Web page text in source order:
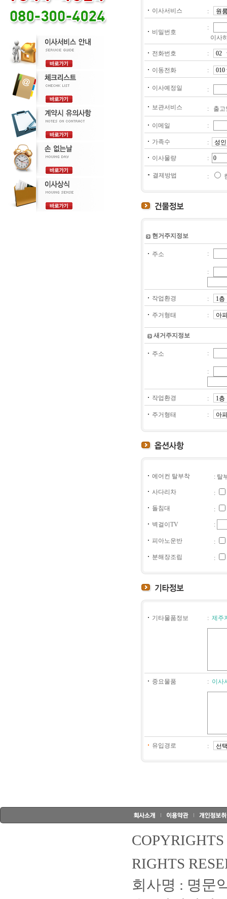
이사서비스 :
비밀번호
:
이사
전화번호 :
이동전화 :
이사예정일 :
보관서비스 : 출고
이메일 :
가족수 :
이사물량 :
결제방법 :
현거주지정보
주소 :
:
작업환경 :
주거형태 :
새거주지정보
주소 :
:
작업환경 :
주거형태 :
에어컨 탈부착 : 탈
사다리차 :
돌침대 :
벽걸이TV :
피아노운반 :
분해장조립 :
기타물품정보 : 제주
중요물품 : 이사
유입경로 :
RIGHTS
회사명 : 명문